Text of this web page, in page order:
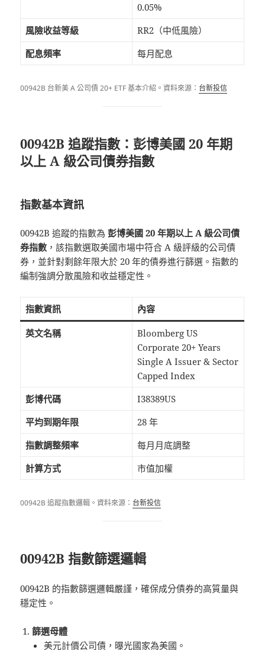
0.05%
風險收益等級
RR2（中低風險）
配息頻率
每月配息
00942B 台新美 A 公司債 20+ ETF 基本介紹。資料來源： 台新投信
00942B 追蹤指數：彭博美國 20 年期
以上 A 級公司債券指數
指數基本資訊
00942B 追蹤的指數為彭博美國 20 年期以上 A 級公司債
券指數 ，該指數選取美國市場中符合 A 級評級的公司債
券，並針對剩餘年限大於 20 年的債券進行篩選。指數的
編制強調分散風險和收益穩定性。
指數資訊 內容
英文名稱
Bloomberg US
Corporate 20+ Years
Single A Issuer & Sector
Capped Index
彭博代碼
I38389US
平均到期年限
28 年
指數調整頻率
每月月底調整
計算方式
市值加權
00942B 追蹤指數邏輯。資料來源： 台新投信
00942B 指數篩選邏輯
00942B 的指數篩選邏輯嚴謹，確保成分債券的高質量與
穩定性。
篩選母體
美元計價公司債，曝光國家為美國。